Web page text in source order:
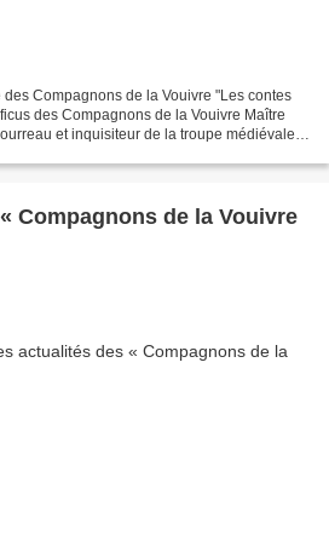
Compagnons de la Vouivre "Les contes
des Compagnons de la Vouivre Maître
et inquisiteur de la troupe médiévale
Compagnons de la Vouivre